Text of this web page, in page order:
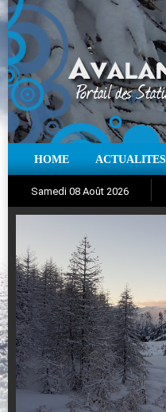
HOME ACTUALITES
Samedi 08 Août 2026